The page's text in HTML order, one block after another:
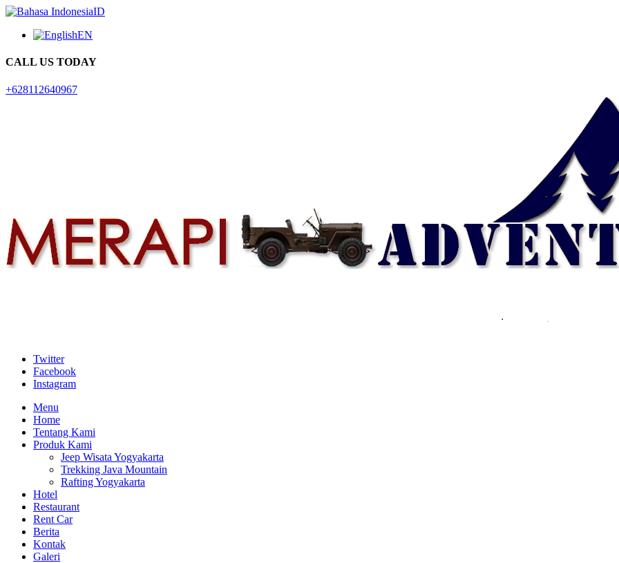
ID
EN
CALL US TODAY
+628112640967
Twitter
Facebook
Instagram
Menu
Home
Tentang Kami
Produk Kami
Jeep Wisata Yogyakarta
Trekking Java Mountain
Rafting Yogyakarta
Hotel
Restaurant
Rent Car
Berita
Kontak
Galeri